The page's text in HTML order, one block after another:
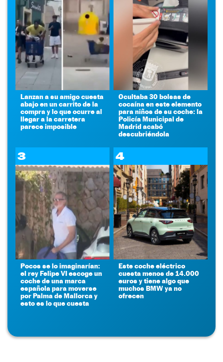
Lanzan a su amigo cuesta
abajo en un carrito de la
compra y lo que ocurre al
llegar a la carretera
parece imposible
Ocultaba 30 bolsas de
cocaína en este elemento
para niños de su coche: la
Policía Municipal de
Madrid acabó
descubriéndola
3
Pocos se lo imaginarían:
el rey Felipe VI escoge un
coche de una marca
española para moverse
por Palma de Mallorca y
esto es lo que cuesta
4
Este coche eléctrico
cuesta menos de 14.000
euros y tiene algo que
muchos BMW ya no
ofrecen